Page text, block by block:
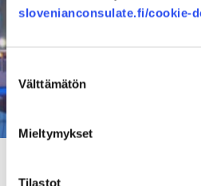
slovenianconsulate.fi/cookie-
Suostumuksen
valinta
Välttämätön
Mieltymykset
Tilastot